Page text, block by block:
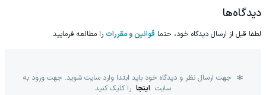
دیدگاه‌ها
لطفا قبل از ارسال دیدگاه خود، حتما قوانین و مقررات را مطالعه فرمایید.
جهت ارسال نظر و دیدگاه خود باید ابتدا وارد سایت شوید. جهت ورود به
سایت اینجا را کلیک کنید